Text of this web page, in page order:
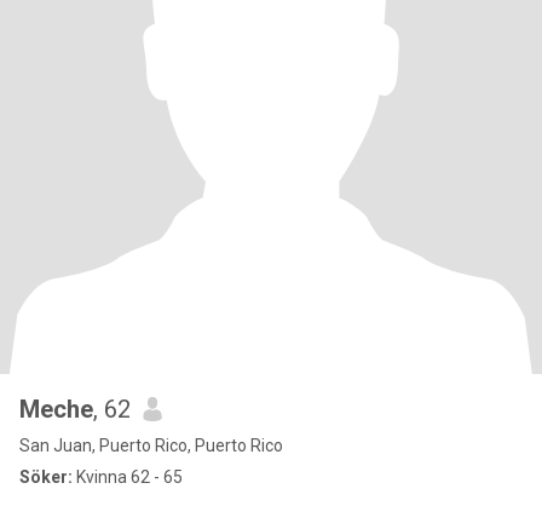
Meche, 62
San Juan, Puerto Rico, Puerto Rico
Söker: Kvinna 62 - 65